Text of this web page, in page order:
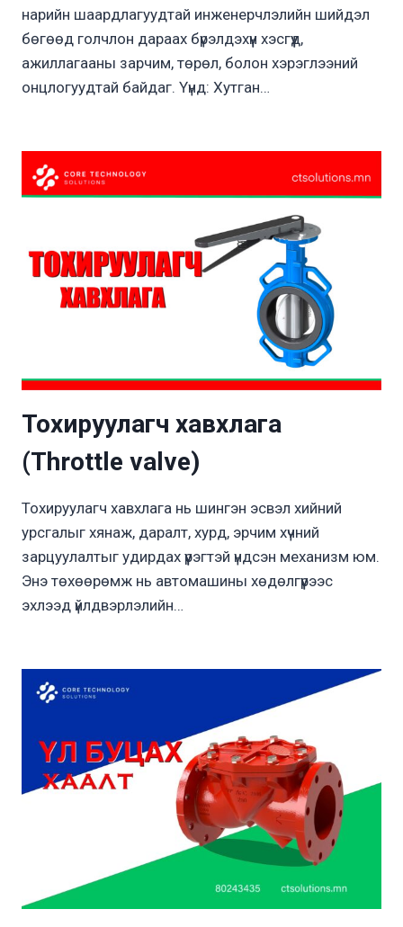
нарийн шаардлагуудтай инженерчлэлийн шийдэл
бөгөөд голчлон дараах бүрэлдэхүүн хэсгүүд,
ажиллагааны зарчим, төрөл, болон хэрэглээний
онцлогуудтай байдаг. Үүнд: Хутган…
Тохируулагч хавхлага
(Throttle valve)
Тохируулагч хавхлага нь шингэн эсвэл хийний
урсгалыг хянаж, даралт, хурд, эрчим хүчний
зарцуулалтыг удирдах үүрэгтэй үндсэн механизм юм.
Энэ төхөөрөмж нь автомашины хөдөлгүүрээс
эхлээд үйлдвэрлэлийн…